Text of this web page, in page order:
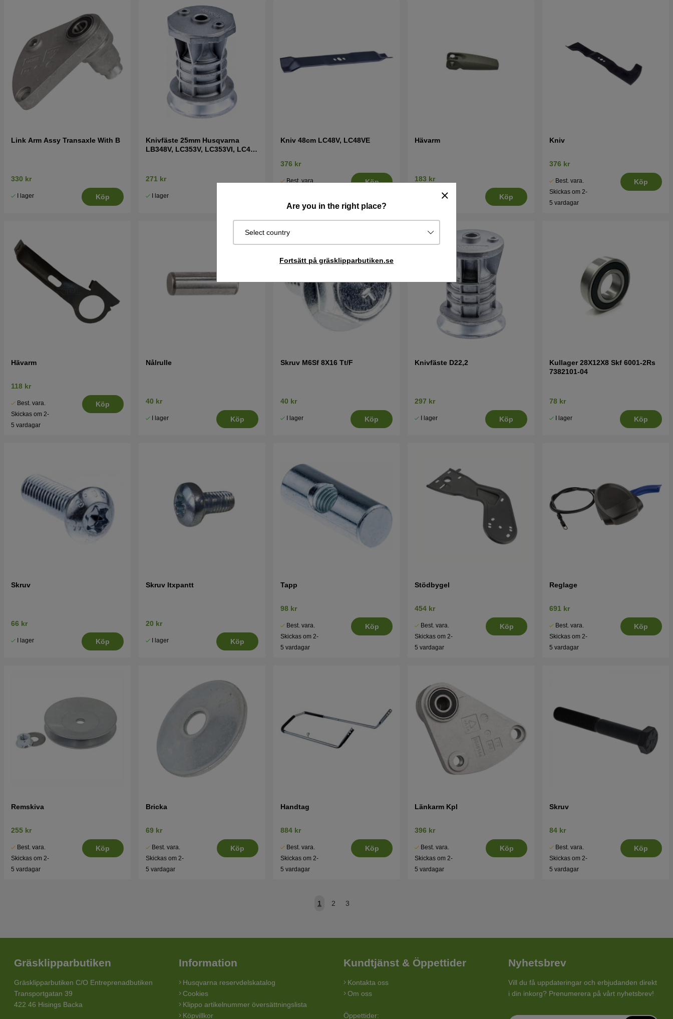
Are you in the right place?
Select country
Fortsätt på gräsklipparbutiken.se
Link Arm Assy Transaxle With B
330 kr
I lager Köp
Knivfäste 25mm Husqvarna
LB348V, LC353V, LC353VI, LC48
271 kr
I lager
Kniv 48cm LC48V, LC48VE
376 kr
Best. vara.
5 vardagar
Köp
Hävarm
183 kr
Köp
Kniv
376 kr
Best. vara.
Skickas om 2-
5 vardagar
Köp
Hävarm
118 kr
Best. vara.
Skickas om 2-
5 vardagar
Köp
Nålrulle
40 kr
I lager Köp
Skruv M6Sf 8X16 Tt/F
40 kr
I lager Köp
Knivfäste D22,2
297 kr
I lager Köp
Kullager 28X12X8 Skf 6001-2Rs
7382101-04
78 kr
I lager Köp
Skruv
66 kr
I lager Köp
Skruv Itxpantt
20 kr
I lager Köp
Tapp
98 kr
Best. vara.
Skickas om 2-
5 vardagar
Köp
Stödbygel
454 kr
Best. vara.
Skickas om 2-
5 vardagar
Köp
Reglage
691 kr
Best. vara.
Skickas om 2-
5 vardagar
Köp
Remskiva
255 kr
Best. vara.
Skickas om 2-
5 vardagar
Köp
Bricka
69 kr
Best. vara.
Skickas om 2-
5 vardagar
Köp
Handtag
884 kr
Best. vara.
Skickas om 2-
5 vardagar
Köp
Länkarm Kpl
396 kr
Best. vara.
Skickas om 2-
5 vardagar
Köp
Skruv
84 kr
Best. vara.
Skickas om 2-
5 vardagar
Köp
1 2 3
Gräsklipparbutiken
Gräsklipparbutiken C/O Entreprenadbutiken
Transportgatan 39
422 46 Hisings Backa
Information
Husqvarna reservdelskatalog
Cookies
Klippo artikelnummer översättningslista
Köpvillkor
Kundtjänst & Öppettider
Kontakta oss
Om oss
Öppettider:
Nyhetsbrev
Vill du få uppdateringar och erbjudanden direkt
i din inkorg? Prenumerera på vårt nyhetsbrev!